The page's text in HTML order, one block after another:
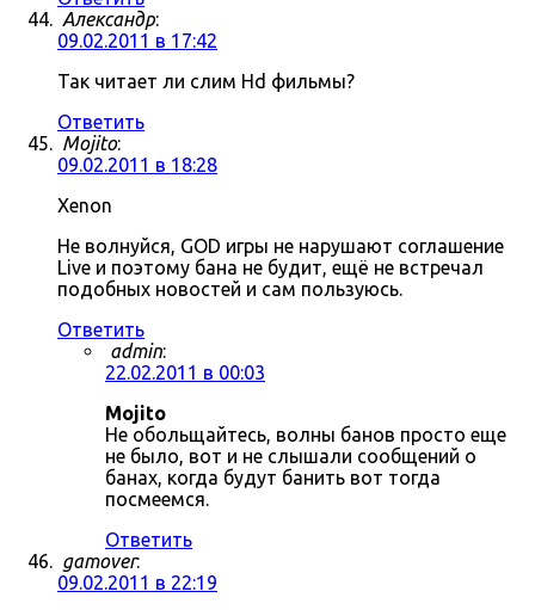
Александр:
09.02.2011 в 17:42
Так читает ли слим Hd фильмы?
Ответить
Mojito:
09.02.2011 в 18:28
Xenon
Не волнуйся, GOD игры не нарушают соглашение
Live и поэтому бана не будит, ещё не встречал
подобных новостей и сам пользуюсь.
Ответить
admin:
22.02.2011 в 00:03
Mojito
Не обольщайтесь, волны банов просто еще
не было, вот и не слышали сообщений о
банах, когда будут банить вот тогда
посмеемся.
Ответить
gamover:
09.02.2011 в 22:19